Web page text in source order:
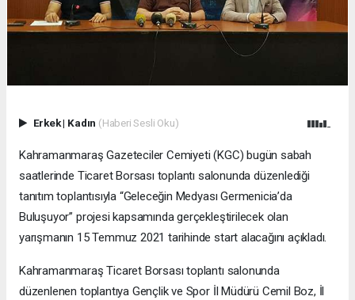
Erkek| Kadın (Haberi Sesli Oku)
Kahramanmaraş Gazeteciler Cemiyeti (KGC) bugün sabah
saatlerinde Ticaret Borsası toplantı salonunda düzenlediği
tanıtım toplantısıyla “Geleceğin Medyası Germenicia’da
Buluşuyor” projesi kapsamında gerçekleştirilecek olan
yarışmanın 15 Temmuz 2021 tarihinde start alacağını açıkladı.
Kahramanmaraş Ticaret Borsası toplantı salonunda
düzenlenen toplantıya Gençlik ve Spor İl Müdürü Cemil Boz, İl